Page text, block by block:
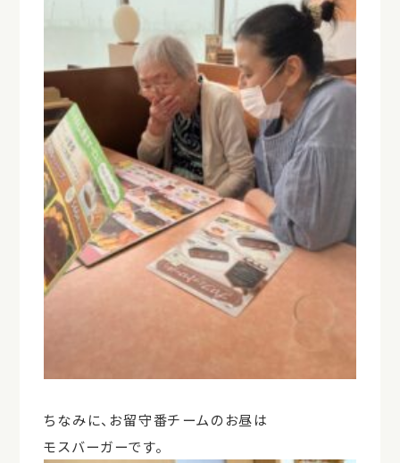
ちなみに、お留守番チームのお昼は
モスバーガーです。